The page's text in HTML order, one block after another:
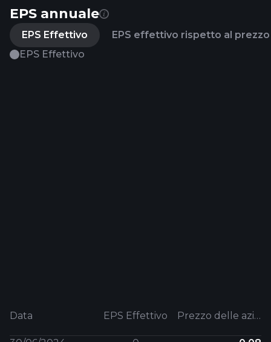
EPS annuale
EPS Effettivo
EPS effettivo rispetto al
EPS Effettivo
Data EPS Effettivo Prezzo delle azioni